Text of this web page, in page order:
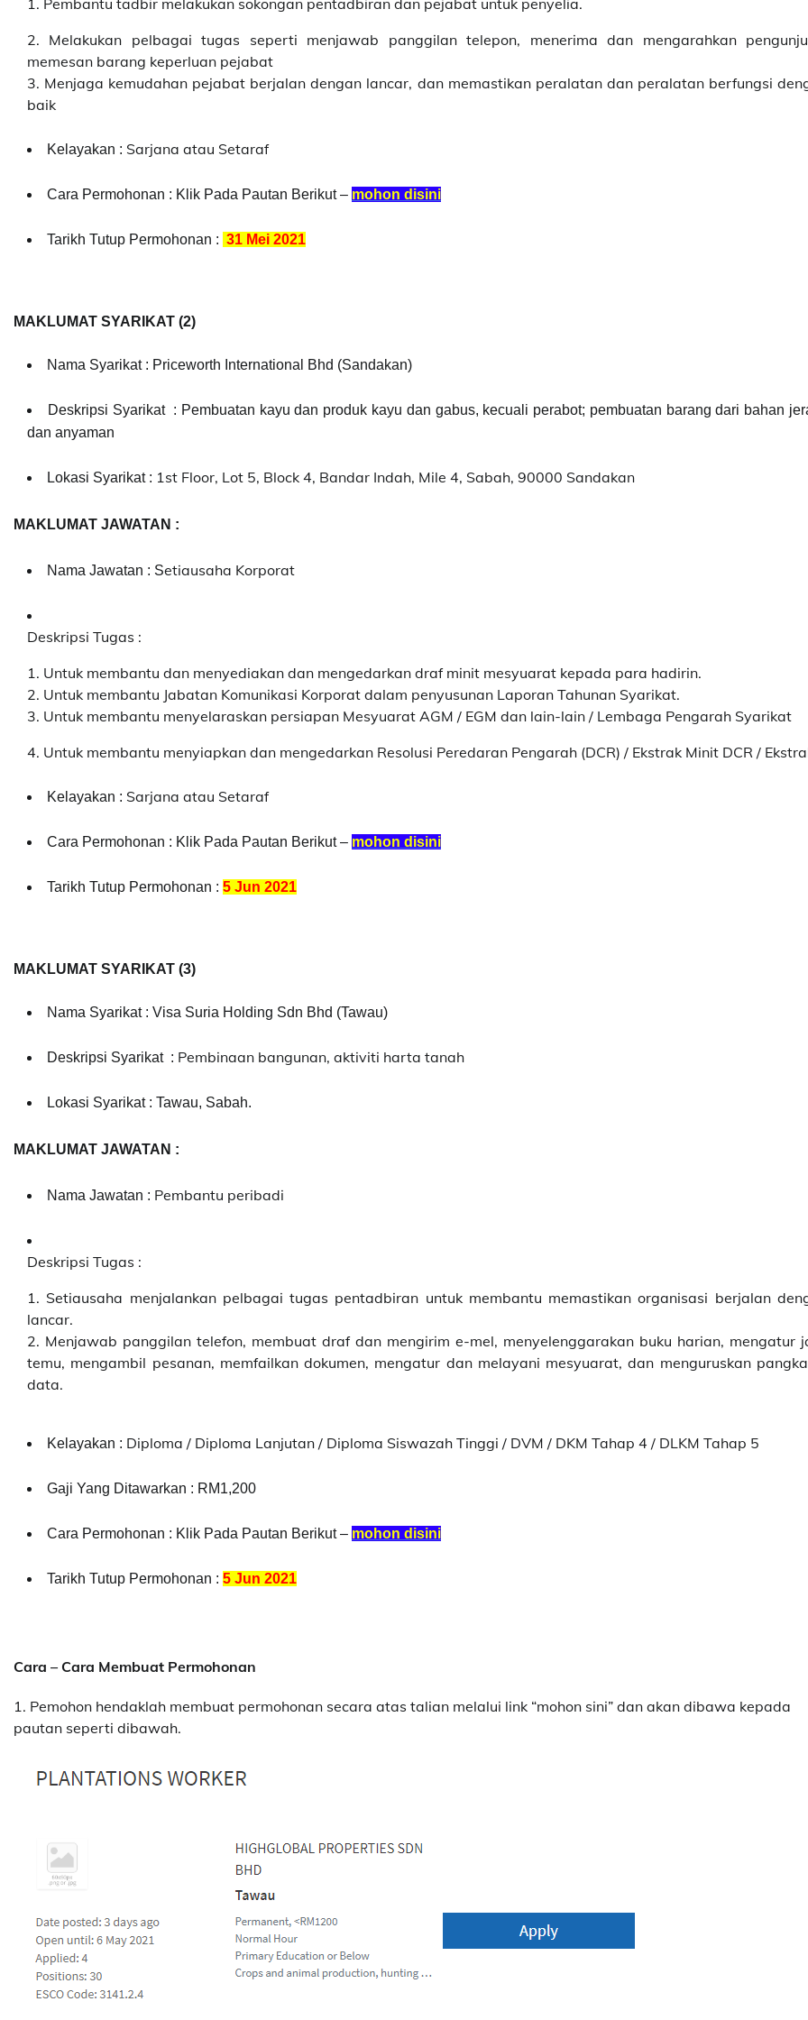
2. Melakukan pelbagai tugas seperti menjawab panggilan telepon, menerima dan mengarahkan
memesan barang keperluan pejabat
3. Menjaga kemudahan pejabat berjalan dengan lancar, dan memastikan peralatan dan peralatan berfungsi
baik
Kelayakan : Sarjana atau Setaraf
Cara Permohonan : Klik Pada Pautan Berikut – mohon disini
Tarikh Tutup Permohonan : 31 Mei 2021
MAKLUMAT SYARIKAT (2)
Nama Syarikat : Priceworth International Bhd (Sandakan)
Deskripsi Syarikat : Pembuatan kayu dan produk kayu dan gabus, kecuali perabot; pembuatan barang dari bahan
dan anyaman
Lokasi Syarikat : 1st Floor, Lot 5, Block 4, Bandar Indah, Mile 4, Sabah, 90000 Sandakan
MAKLUMAT JAWATAN :
Nama Jawatan : Setiausaha Korporat
Deskripsi Tugas :
1. Untuk membantu dan menyediakan dan mengedarkan draf minit mesyuarat kepada para hadirin.
2. Untuk membantu Jabatan Komunikasi Korporat dalam penyusunan Laporan Tahunan Syarikat.
3. Untuk membantu menyelaraskan persiapan Mesyuarat AGM / EGM dan lain-lain / Lembaga Pengarah Syarikat
4. Untuk membantu menyiapkan dan mengedarkan Resolusi Peredaran Pengarah (DCR) / Ekstrak Minit DCR /
Kelayakan : Sarjana atau Setaraf
Cara Permohonan : Klik Pada Pautan Berikut – mohon disini
Tarikh Tutup Permohonan : 5 Jun 2021
MAKLUMAT SYARIKAT (3)
Nama Syarikat : Visa Suria Holding Sdn Bhd (Tawau)
Deskripsi Syarikat : Pembinaan bangunan, aktiviti harta tanah
Lokasi Syarikat : Tawau, Sabah.
MAKLUMAT JAWATAN :
Nama Jawatan : Pembantu peribadi
Deskripsi Tugas :
1. Setiausaha menjalankan pelbagai tugas pentadbiran untuk membantu memastikan organisasi berjalan
lancar.
2. Menjawab panggilan telefon, membuat draf dan mengirim e-mel, menyelenggarakan buku harian, mengatur
temu, mengambil pesanan, memfailkan dokumen, mengatur dan melayani mesyuarat, dan menguruskan
data.
Kelayakan : Diploma / Diploma Lanjutan / Diploma Siswazah Tinggi / DVM / DKM Tahap 4 / DLKM Tahap 5
Gaji Yang Ditawarkan : RM1,200
Cara Permohonan : Klik Pada Pautan Berikut – mohon disini
Tarikh Tutup Permohonan : 5 Jun 2021
Cara – Cara Membuat Permohonan
1. Pemohon hendaklah membuat permohonan secara atas talian melalui link “mohon sini” dan akan dibawa kepada
pautan seperti dibawah.